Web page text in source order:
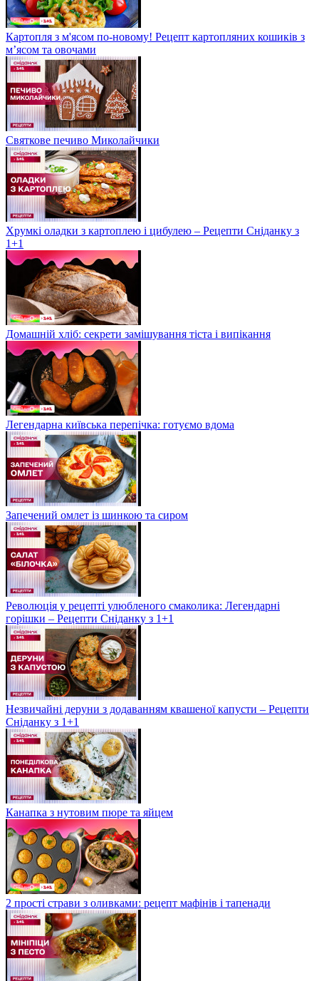
Картопля з м'ясом по-новому! Рецепт картопляних кошиків з
м’ясом та овочами
Святкове печиво Миколайчики
Хрумкі оладки з картоплею і цибулею – Рецепти Сніданку з
1+1
Домашній хліб: секрети замішування тіста і випікання
Легендарна київська перепічка: готуємо вдома
Запечений омлет із шинкою та сиром
Революція у рецепті улюбленого смаколика: Легендарні
горішки – Рецепти Сніданку з 1+1
Незвичайні деруни з додаванням квашеної капусти – Рецепти
Сніданку з 1+1
Канапка з нутовим пюре та яйцем
2 прості страви з оливками: рецепт мафінів і тапенади